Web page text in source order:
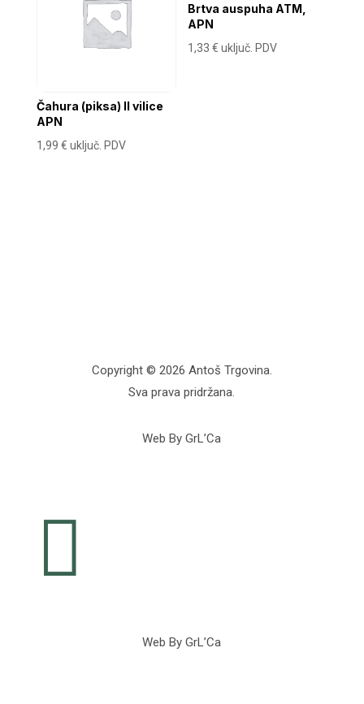
Čahura (piksa) II vilice
APN
1,99 € uključ. PDV
Brtva auspuha ATM,
APN
1,33€ uključ. PDV
Copyright © 2026 Antoš Trgovina.
Sva prava pridržana.
Web By GrL’Ca

Web By GrL’Ca